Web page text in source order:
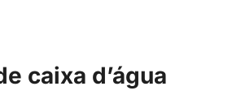
caixa d’água